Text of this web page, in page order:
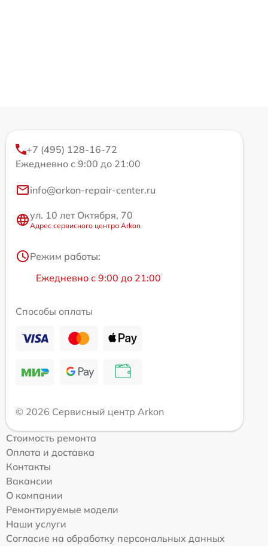
+7 (495) 128-16-72
Ежедневно с 9:00 до 21:00
info@arkon-repair-center.ru
ул. 10 лет Октября, 70
Адрес сервисного центра Arkon
Режим работы:
Ежедневно с 9:00 до 21:00
Способы оплаты
© 2026 Сервисный центр Arkon
Стоимость ремонта
Оплата и доставка
Контакты
Вакансии
О компании
Ремонтируемые модели
Наши услуги
Согласие на обработку персональных данных